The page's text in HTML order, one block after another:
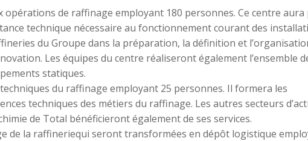
opérations de raffinage employant 180 personnes. Ce centre
technique nécessaire au fonctionnement courant des
du Groupe dans la préparation, la définition et
Les équipes du centre réaliseront également l’ensemble
statiques.
du raffinage employant 25 personnes. Il formera les
techniques des métiers du raffinage. Les autres secteurs
de Total bénéficieront également de ses services.
de la raffineriequi seront transformées en dépôt logistique